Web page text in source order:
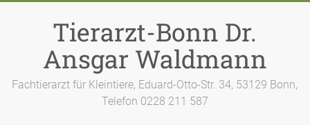
Tierarzt-Bonn Dr.
Ansgar Waldmann
Fachtierarzt für Kleintiere, Eduard-Otto-Str. 34, 53129 Bonn,
Telefon 0228 211 587